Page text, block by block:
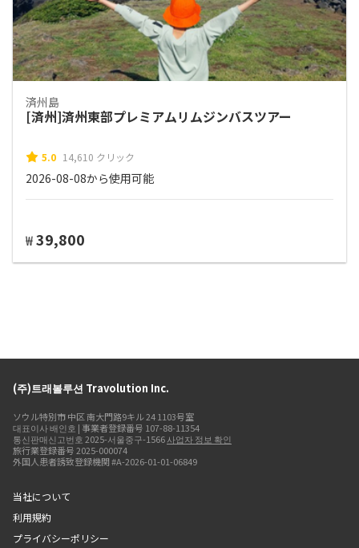
済州島
[済州]済州東部プレミアムリムジンバスツアー
5.0 14,610 クリック
2026-08-08から使用可能
₩39,800
(주)트래볼루션 Travolution Inc.
ソウル特別市 中区 南大門路9キル 24 1103号室
대표이사 배인호 | 事業者登録番号 107-88-11354
통신판매신고번호 2025-서울중구-1566사업자 정보 확인
旅行業登録番号 2025-000074
外国人患者誘致登録機関 #A-2026-01-01-06849
当社について
利用規約
プライバシーポリシー